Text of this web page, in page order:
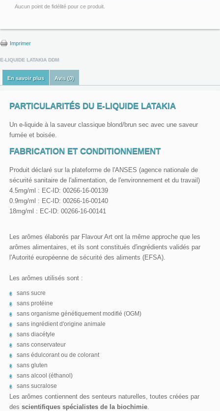
Aucun point de fidélité pour ce produit.
Imprimer
E-LIQUIDE LATAKIA DDM
En savoir plus Avis (0)
PARTICULARITÉS DU E-LIQUIDE LATAKIA
Un e-liquide à la saveur classique blond/brun sec avec une saveur
fumée et boisée.
FABRICATION ET CONDITIONNEMENT
Produit déclaré sur la plateforme de l'ANSES (agence nationale de
sécurité sanitaire de l'alimentation, de l'environnement et du travail)
4.5mg/ml : EC-ID: 00266-16-00139
0.9mg/ml : EC-ID: 00266-16-00140
18mg/ml : EC-ID: 00266-16-00141
Les arômes élaborés par Flavour Art ont la même approche que les
arômes alimentaires, et ils sont constitués d'ingrédients validés par
l'Autorité européenne de sécurité des aliments (EFSA).
Les arômes utilisés sont :
sans sucre
sans protéine
sans organisme génétiquement modifié (OGM)
sans ingrédient d'origine animale
sans diacétyle
sans conservateur
sans édulcorant ou de colorant
sans gluten
sans alcool (éthanol)
sans sucralose
Les arômes contiennent des senteurs naturelles, toutes créées par
des scientifiques spécialistes de la biochimie